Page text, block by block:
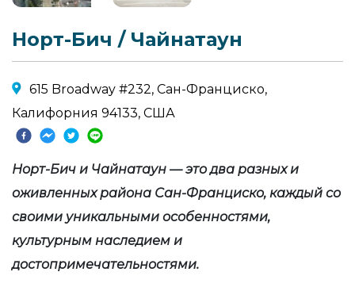
Норт-Бич / Чайнатаун
615 Broadway #232, Сан-Франциско,
Калифорния 94133, США
Норт-Бич и Чайнатаун ​​— это два разных и
оживленных района Сан-Франциско, каждый со
своими уникальными особенностями,
культурным наследием и
достопримечательностями.